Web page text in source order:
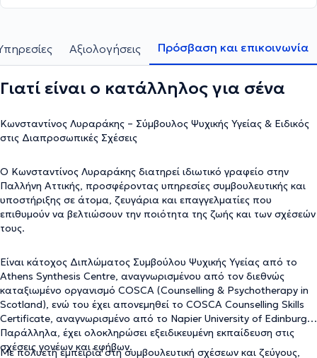
Αξιολογήσεις Πρόσβαση και επικοινωνία
Γιατί είναι ο κατάλληλος για σένα
Κωνσταντίνος Λυραράκης – Σύμβουλος Ψυχικής Υγείας & Ειδικός
στις Διαπροσωπικές Σχέσεις
Ο Κωνσταντίνος Λυραράκης διατηρεί ιδιωτικό γραφείο στην
Παλλήνη Αττικής, προσφέροντας υπηρεσίες συμβουλευτικής και
υποστήριξης σε άτομα, ζευγάρια και επαγγελματίες που
επιθυμούν να βελτιώσουν την ποιότητα της ζωής και των σχέσεών
τους.
Είναι κάτοχος Διπλώματος Συμβούλου Ψυχικής Υγείας από το
Athens Synthesis Centre, αναγνωρισμένου από τον διεθνώς
καταξιωμένο οργανισμό COSCA (Counselling & Psychotherapy in
Scotland), ενώ του έχει απονεμηθεί το COSCA Counselling Skills
Certificate, αναγνωρισμένο από το Napier University of Edinburgh.
Παράλληλα, έχει ολοκληρώσει εξειδικευμένη εκπαίδευση στις
σχέσεις γονέων και εφήβων.
Με πολυετή εμπειρία στη συμβουλευτική σχέσεων και ζεύγους,